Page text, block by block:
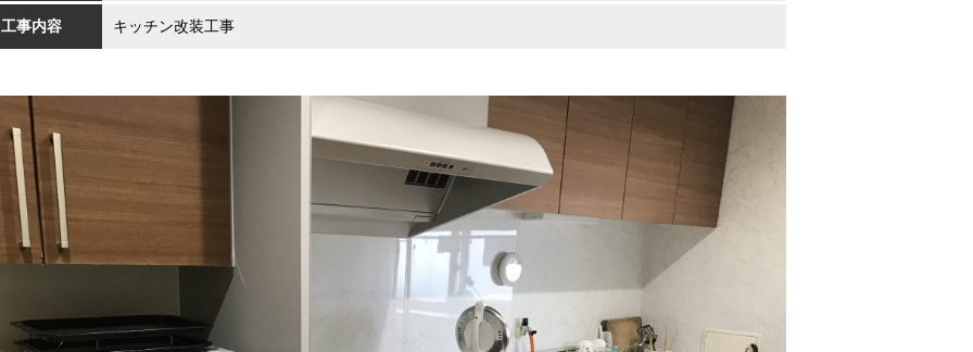
工事内容 キッチン改装工事